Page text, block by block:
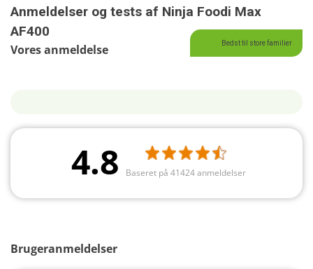
Anmeldelser og tests af Ninja Foodi Max
AF400
Vores anmeldelse Bedst til store familier
4.8 Baseret på 41424 anmeldelser
Brugeranmeldelser